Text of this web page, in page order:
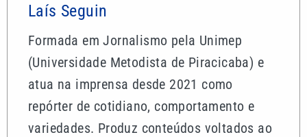
Laís Seguin
Formada em Jornalismo pela Unimep
(Universidade Metodista de Piracicaba) e
atua na imprensa desde 2021 como
repórter de cotidiano, comportamento e
variedades. Produz conteúdos voltados ao